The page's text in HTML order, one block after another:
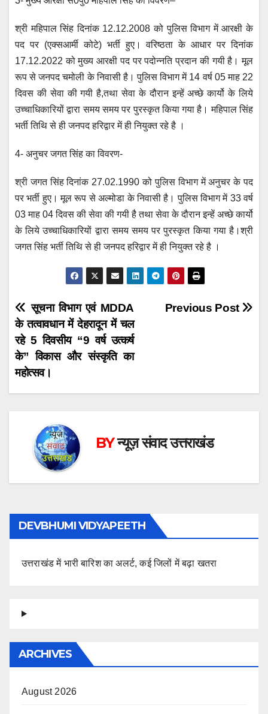
श्री महिपाल सिंह दिनांक 12.12.2008 को पुलिस विभाग में आरक्षी के
पद पर (एक्सआर्मी कोटे) भर्ती हुए। वरिष्ठता के आधार पर दिनांक
17.12.2022 को मुख्य आरक्षी पद पर पदोन्नति प्रदान की गयी है। मूल
रूप से जनपद चमोली के निवासी है। पुलिस विभाग में 14 वर्ष 05 माह 22
दिवस की सेवा की गयी है,तथा सेवा के दौरान इन्हें अच्छे कार्यो के लिये
उच्चाधिकारियों द्वारा समय समय पर पुरस्कृत किया गया है। महिपाल सिंह
भर्ती तिथि से ही जनपद हरिद्वार में ही नियुक्त रहे है ।
4- अनुचर जगत सिंह का विवरण-
श्री जगत सिंह दिनांक 27.02.1990 को पुलिस विभाग में अनुचर के पद
पर भर्ती हुए। मूल रूप से अल्मोडा के निवासी है। पुलिस विभाग में 33 वर्ष
03 माह 04 दिवस की सेवा की गयी है तथा सेवा के दौरान इन्हें अच्छे कार्यो
के लिये उच्चाधिकारियों द्वारा समय समय पर पुरस्कृत किया गया है।श्री
जगत सिंह भर्ती तिथि से ही जनपद हरिद्वार में ही नियुक्त रहे है ।
Post
navigation
Previous Post
सूचना विभाग एवं MDDA
के तत्वावधान में देहरादून में चल
रहे 5 दिवसीय “9 वर्ष उत्कर्ष
के” विकास और संस्कृति का
महोत्सव।
BYन्यूज़ संवाद उत्तराखंड
DEVBHUMI VIDYAPEETH
उत्तराखंड में भारी बारिश का अलर्ट, कई जिलों में बढ़ा खतरा
ARCHIVES
August 2026